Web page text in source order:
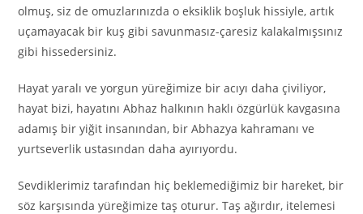
olmuş, siz de omuzlarınızda o eksiklik boşluk hissiyle, artık
uçamayacak bir kuş gibi savunmasız-çaresiz kalakalmışsınız
gibi hissedersiniz.
Hayat yaralı ve yorgun yüreğimize bir acıyı daha çiviliyor,
hayat bizi, hayatını Abhaz halkının haklı özgürlük kavgasına
adamış bir yiğit insanından, bir Abhazya kahramanı ve
yurtseverlik ustasından daha ayırıyordu.
Sevdiklerimiz tarafından hiç beklemediğimiz bir hareket, bir
söz karşısında yüreğimize taş oturur. Taş ağırdır, itelemesi